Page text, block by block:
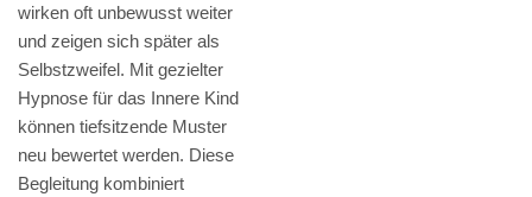
wirken oft unbewusst weiter
und zeigen sich später als
Selbstzweifel. Mit gezielter
Hypnose für das Innere Kind
können tiefsitzende Muster
neu bewertet werden. Diese
Begleitung kombiniert